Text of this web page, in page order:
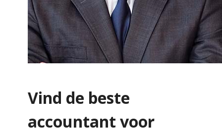
Vind de beste
accountant voor